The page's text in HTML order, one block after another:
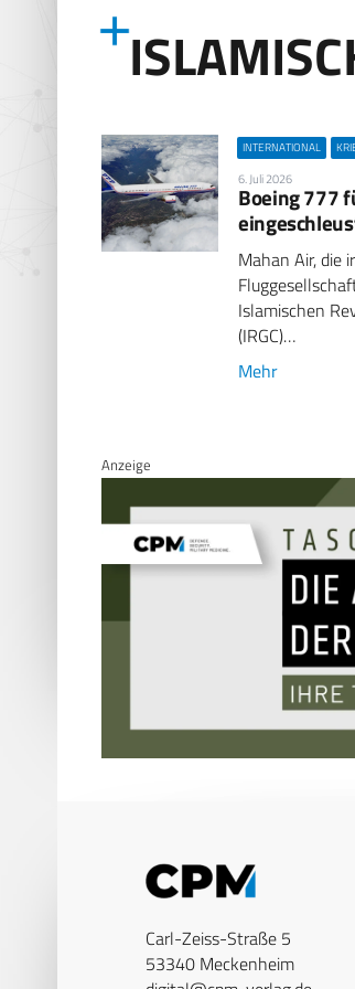
INTERNATIONAL
6. Juli 2026
Boeing 777
Mahan Air, die
Islamischen
(IRGC)…
Mehr
Anzeige
Carl-Zeiss-Straße 5
53340 Meckenheim